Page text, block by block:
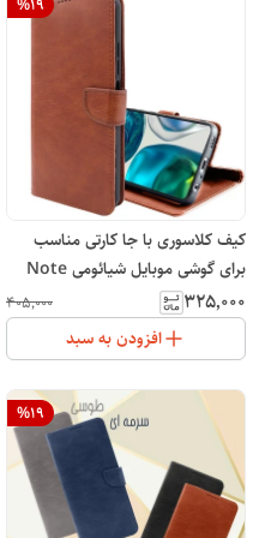
%19
کیف کلاسوری با جا کارتی مناسب
برای گوشی موبایل شیائومی Note
13 4G
۳۲۵٬۰۰۰ ۴۰۵٬۰۰۰
افزودن به سبد
%19